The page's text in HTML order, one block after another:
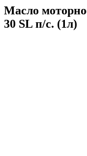
Масло
30 SL п/с. (1л)